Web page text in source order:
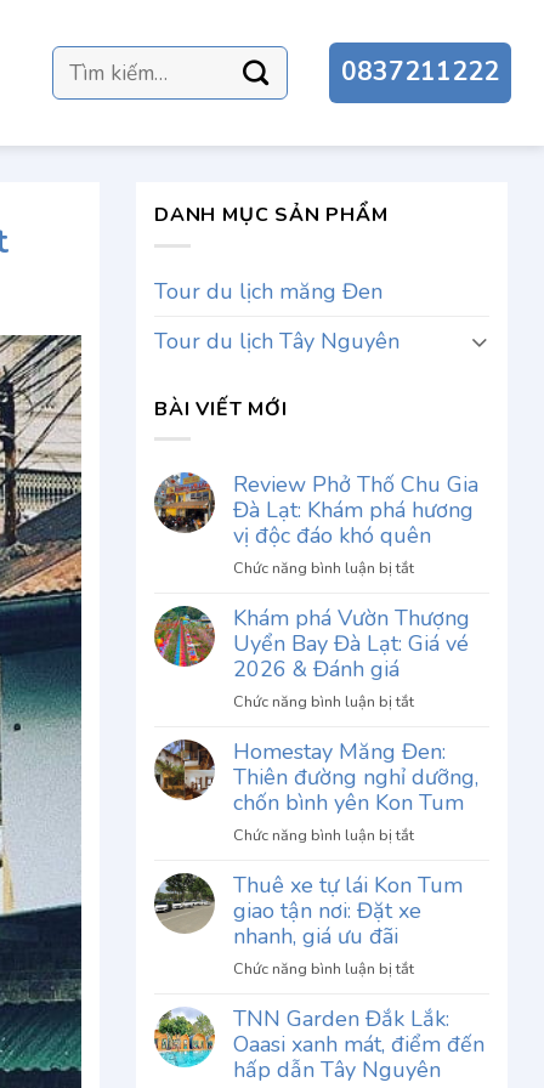
Tìm
kiếm:
0837211222
DANH MỤC SẢN PHẨM
Tour du lịch măng Đen
Tour du lịch Tây Nguyên
BÀI VIẾT MỚI
Review Phở Thố Chu Gia
Đà Lạt: Khám phá hương
vị độc đáo khó quên
Chức năng bình luận bị tắtở
Phở
Thố
Đà
Khám
phá
hương
vị
đáo
khó
Khám phá Vườn Thượng
Uyển Bay Đà Lạt: Giá vé
2026 & Đánh giá
Chức năng bình luận bị tắtở
phá
Vườn
Thượng
Bay
Lạt:
Giá
2026
Đánh
giá
Homestay Măng Đen:
Thiên đường nghỉ dưỡng,
chốn bình yên Kon Tum
Chức năng bình luận bị tắtở
Măng
Đen:
nghỉ
dưỡng,
chốn
bình
yên
Thuê xe tự lái Kon Tum
giao tận nơi: Đặt xe
nhanh, giá ưu đãi
Chức năng bình luận bị tắtở
xe
tự
lái
TNN Garden Đắk Lắk:
Oaasi xanh mát, điểm đến
hấp dẫn Tây Nguyên